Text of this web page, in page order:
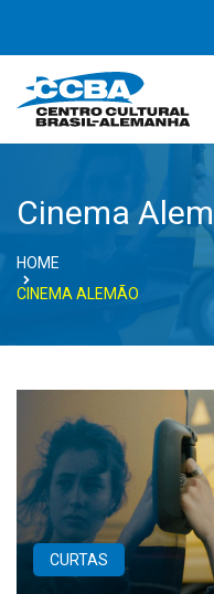
Cinema
HOME
CINEMA ALEMÃO
CURTAS